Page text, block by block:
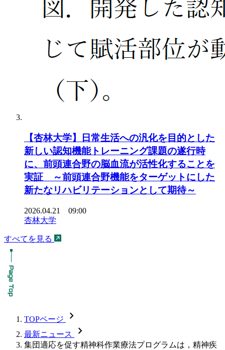
【杏林大学】日常生活への汎化を目的とした
新しい認知機能トレーニング課題の遂行時
に、前頭連合野の脳血流が活性化することを
実証 ～前頭連合野機能をターゲットにした
新たなリハビリテーションとして期待～
2026.04.21 09:00
杏林大学
すべてを見る
TOPページ chevron_forward
最新ニュース chevron_forward
集団適応を促す精神科作業療法プログラムは，精神疾